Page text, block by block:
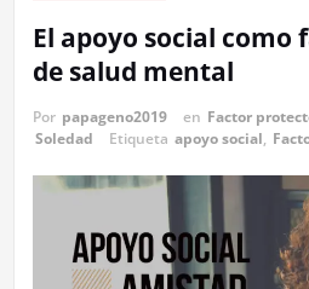
El apoyo social
de salud mental
Por papageno2019 en Factor
Soledad
Etiqueta apoyo social,